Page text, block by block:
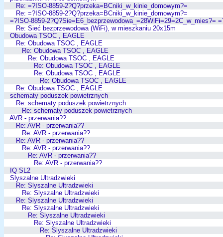
Re: =?ISO-8859-2?Q?przeka=BCniki_w_kinie_domowym?=
Re: =?ISO-8859-2?Q?przeka=BCniki_w_kinie_domowym?=
=?ISO-8859-2?Q?Sie=E6_bezprzewodowa_=28WiFi=29=2C_w_mies?=
Re: Sieć bezprzewodowa (WiFi), w mieszkaniu 20x15m
Obudowa TSOC , EAGLE
Re: Obudowa TSOC , EAGLE
Re: Obudowa TSOC , EAGLE
Re: Obudowa TSOC , EAGLE
Re: Obudowa TSOC , EAGLE
Re: Obudowa TSOC , EAGLE
Re: Obudowa TSOC , EAGLE
Re: Obudowa TSOC , EAGLE
schematy poduszek powietrznych
Re: schematy poduszek powietrznych
Re: schematy poduszek powietrznych
AVR - przerwania??
Re: AVR - przerwania??
Re: AVR - przerwania??
Re: AVR - przerwania??
Re: AVR - przerwania??
Re: AVR - przerwania??
Re: AVR - przerwania??
IQ SL2
Slyszalne Ultradzwieki
Re: Slyszalne Ultradzwieki
Re: Slyszalne Ultradzwieki
Re: Slyszalne Ultradzwieki
Re: Slyszalne Ultradzwieki
Re: Slyszalne Ultradzwieki
Re: Slyszalne Ultradzwieki
Re: Slyszalne Ultradzwieki